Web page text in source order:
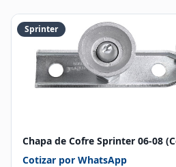
Sprinter
Chapa de Cofre Sprinter 06-08
Cotizar por WhatsApp